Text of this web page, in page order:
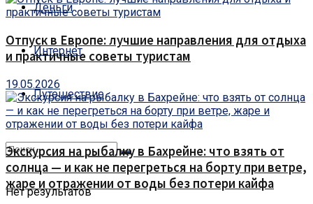
Деньги
Интернет
Путешествие
Нет результатов
Отпуск в Европе: лучшие направления для отдыха
и практичные советы туристам
19.05.2026
Экскурсия на рыбалку в Бахрейне: что взять от
солнца — и как не перегреться на борту при ветре,
жаре и отражении от воды без потери кайфа